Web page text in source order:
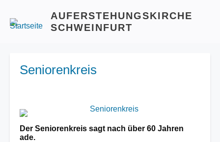
AUFERSTEHUNGSKIRCHE
SCHWEINFURT
Seniorenkreis
Image
Der Seniorenkreis sagt nach über 60 Jahren
ade.